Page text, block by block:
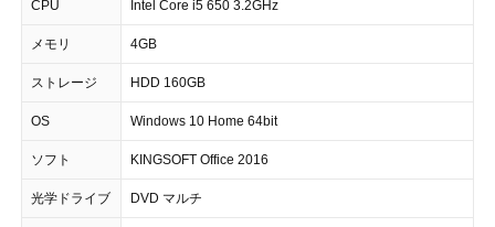
CPU Intel Core i5 650 3.2GHz
メモリ 4GB
ストレージ HDD 160GB
OS Windows 10 Home 64bit
ソフト KINGSOFT Office 2016
光学ドライブ DVD マルチ